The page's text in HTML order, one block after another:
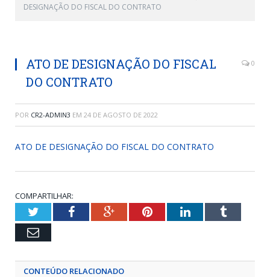
DESIGNAÇÃO DO FISCAL DO CONTRATO
ATO DE DESIGNAÇÃO DO FISCAL
DO CONTRATO
0
POR CR2-ADMIN3 EM 24 DE AGOSTO DE 2022
ATO DE DESIGNAÇÃO DO FISCAL DO CONTRATO
COMPARTILHAR:
TwitterFacebookGoogle+PinterestLinkedInTumblr
Email
CONTEÚDO RELACIONADO